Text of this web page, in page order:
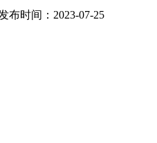
布时间：2023-07-25